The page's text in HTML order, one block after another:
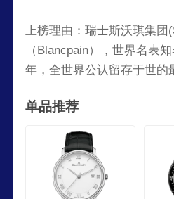
上榜理由：瑞士斯沃琪集团
（Blancpain），世界名表
年，全世界公认留存于世的
制表集团旗下品牌。
单品推荐